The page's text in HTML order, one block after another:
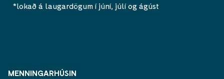
*lokað á laugardögum í júní, júlí og ágúst
MENNINGARHÚSIN